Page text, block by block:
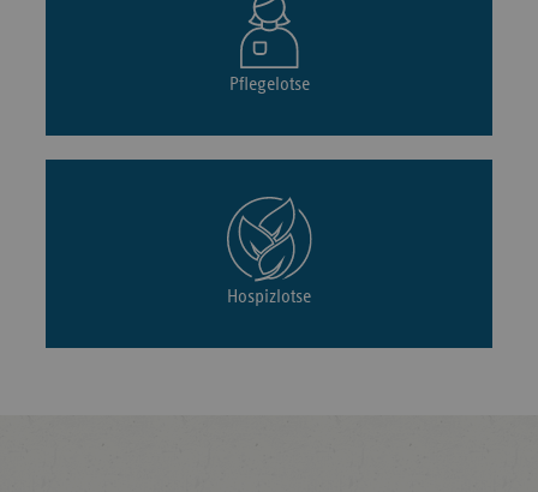
Pflegelotse
Hospizlotse